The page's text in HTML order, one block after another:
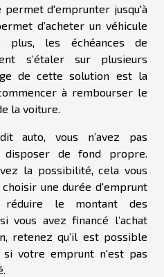
d'emprunter jusqu'à
d’acheter un véhicule
plus, les échéances de
s’étaler sur plusieurs
de cette solution est la
à rembourser le
la voiture.
auto, vous n’avez pas
de fond propre.
la possibilité, cela vous
une durée d'emprunt
le montant des
vous avez financé l’achat
retenez qu’il est possible
votre emprunt n'est pas